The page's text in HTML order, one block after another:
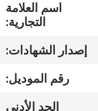
جولة
اسم العلامة
التجارية:
إصدار الشهادات:
رقم الموديل:
الحد الأدنى